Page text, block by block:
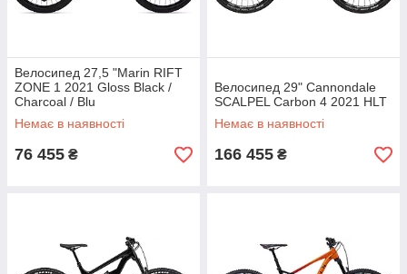
Велосипед 27,5 "Marin RIFT
ZONE 1 2021 Gloss Black /
Charcoal / Blu
Немає в наявності
76 455 ₴
Велосипед 29" Cannondale
SCALPEL Carbon 4 2021 HLT
Немає в наявності
166 455 ₴